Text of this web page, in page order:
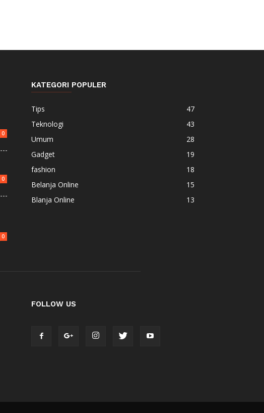
0
0
0
KATEGORI POPULER
Tips
47
Teknologi
43
Umum
28
Gadget
19
fashion
18
Belanja Online
15
Blanja Online
13
FOLLOW US